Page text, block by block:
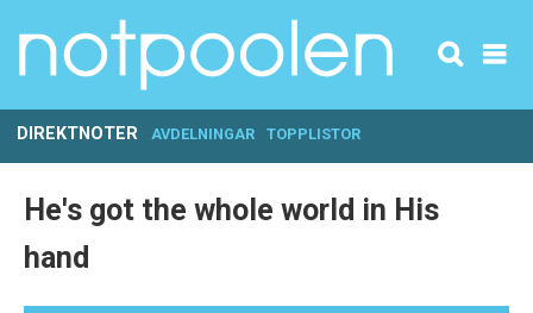
DIREKTNOTER AVDELNINGAR TOPPLISTOR
He's got the whole world in His
hand